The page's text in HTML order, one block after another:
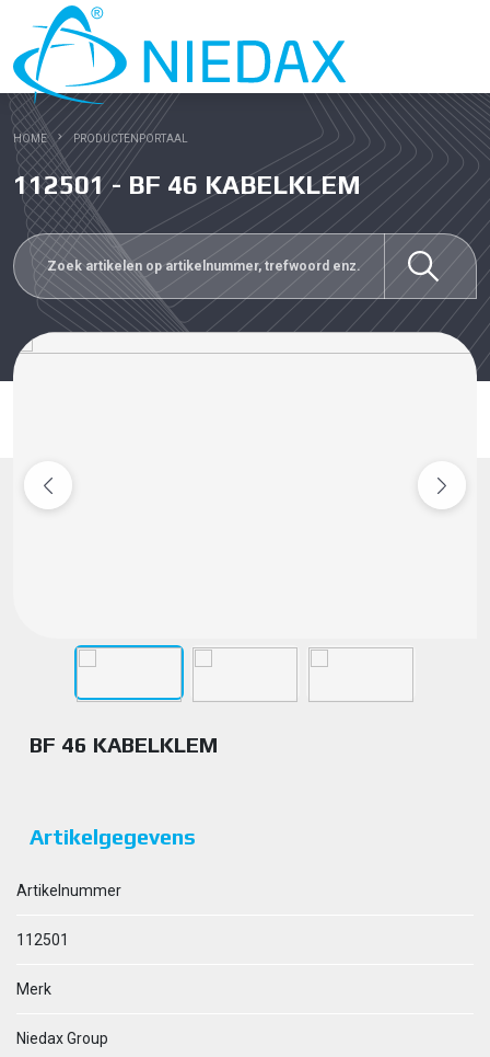
HOME PRODUCTENPORTAAL
112501 - BF 46 KABELKLEM
BF 46 KABELKLEM
Artikelgegevens
Artikelnummer
112501
Merk
Niedax Group